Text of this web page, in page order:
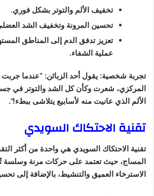
تخفيف الألم والتوتر بشكل فوري.
تحسين المرونة وتخفيف الشد
تعزيز تدفق الدم إلى المناطق
عملية الشفاء.
تجربة شخصية: يقول أحد الزبائن: “عندما جربت
المركزي، شعرت وكأن كل الشد والتوتر في
الألم الذي عانيت منه لأسابيع يتلاشى ببطء!”.
تقنية الاحتكاك السويدي
تقنية الاحتكاك السويدي هي واحدة من أكثر
المساج، حيث تعتمد على حركات مرنة وسلسة
الاسترخاء العميق والتنشيط، بالإضافة إلى